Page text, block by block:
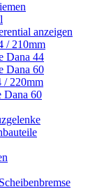
anzeigen
/ 210mm
Dana 44
Dana 60
/ 220mm
Dana 60